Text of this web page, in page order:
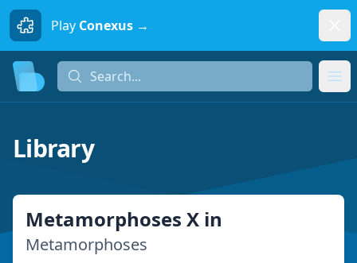
Play Conexus →
Search...
Library
Metamorphoses X in
Metamorphoses